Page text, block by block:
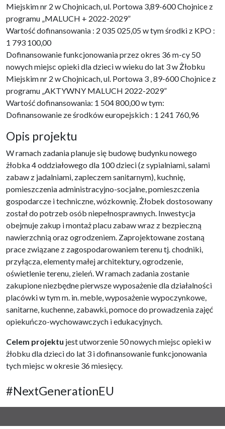
Miejskim nr 2 w Chojnicach, ul. Portowa 3,89-600 Chojnice z
programu „MALUCH + 2022-2029”
Wartość dofinansowania : 2 035 025,05 w tym środki z KPO :
1 793 100,00
Dofinansowanie funkcjonowania przez okres 36 m-cy 50
nowych miejsc opieki dla dzieci w wieku do lat 3 w Żłobku
Miejskim nr 2 w Chojnicach, ul. Portowa 3 , 89-600 Chojnice z
programu „AKTYWNY MALUCH 2022-2029”
Wartość dofinansowania: 1 504 800,00 w tym:
Dofinansowanie ze środków europejskich : 1 241 760,96
Opis projektu
W ramach zadania planuje się budowę budynku nowego
żłobka 4 oddziałowego dla 100 dzieci (z sypialniami, salami
zabaw z jadalniami, zapleczem sanitarnym), kuchnię,
pomieszczenia administracyjno-socjalne, pomieszczenia
gospodarcze i techniczne, wózkownię. Żłobek dostosowany
został do potrzeb osób niepełnosprawnych. Inwestycja
obejmuje zakup i montaż placu zabaw wraz z bezpieczną
nawierzchnią oraz ogrodzeniem. Zaprojektowane zostaną
prace związane z zagospodarowaniem terenu tj. chodniki,
przyłącza, elementy małej architektury, ogrodzenie,
oświetlenie terenu, zieleń. W ramach zadania zostanie
zakupione niezbędne pierwsze wyposażenie dla działalności
placówki w tym m. in. meble, wyposażenie wypoczynkowe,
sanitarne, kuchenne, zabawki, pomoce do prowadzenia zajęć
opiekuńczo-wychowawczych i edukacyjnych.
Celem projektu jest utworzenie 50 nowych miejsc opieki w
żłobku dla dzieci do lat 3 i dofinansowanie funkcjonowania
tych miejsc w okresie 36 miesięcy.
#NextGenerationEU